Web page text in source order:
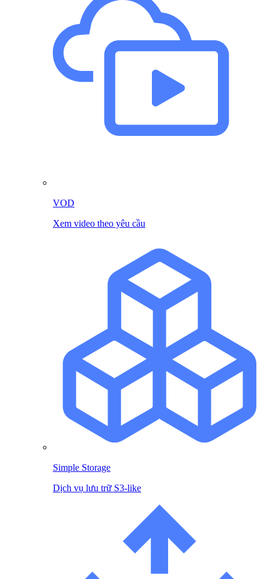
VOD
Xem video theo yêu cầu
Simple Storage
Dịch vụ lưu trữ S3-like